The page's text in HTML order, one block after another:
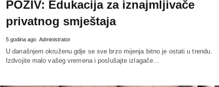
POZIV: Edukacija za iznajmljivače
privatnog smještaja
5 godina ago Administrator
U današnjem okruženu gdje se sve brzo mijenja bitno je ostati u trendu.
Izdvojite malo vašeg vremena i poslušajte izlagače…